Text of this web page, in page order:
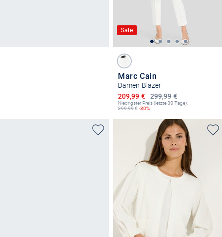
Sale
Marc Cain
Damen Blazer
299,99 €
Ermäßigter Preis
209,99 €
Niedrigster Preis (letzte 30 Tage):
299,99€ -30%